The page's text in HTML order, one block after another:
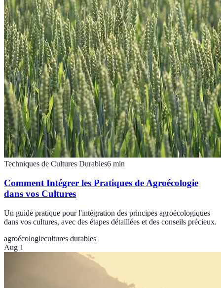
Techniques de Cultures Durables6 min
Comment Intégrer les Pratiques de Agroécologie
dans vos Cultures
Un guide pratique pour l'intégration des principes agroécologiques
dans vos cultures, avec des étapes détaillées et des conseils précieux.
agroécologiecultures durables
Aug 1